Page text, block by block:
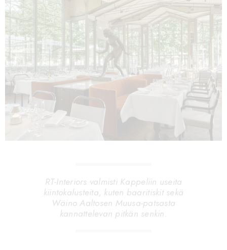
RT-Interiors valmisti Kappeliin useita
kiintokalusteita, kuten baaritiskit sekä
Wäino Aaltosen Muusa-patsasta
kannattelevan pitkän senkin.